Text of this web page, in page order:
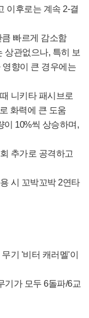
이후로는 계속 2-결
빠르게 감소함
상관없으나, 특히 보
향이 큰 경우에는
니키타 패시브로
화력에 큰 도움
이 10%씩 상승하며,
추가로 공격하고
시 꼬박꼬박 2연타
기 '비터 캐러멜'이
기가 모두 6돌파/6교